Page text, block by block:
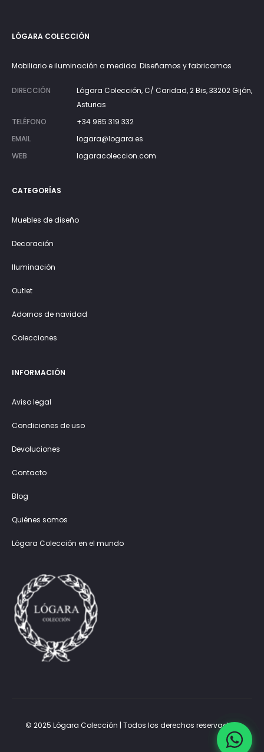
LÓGARA COLECCIÓN
Mobiliario e iluminación a medida. Diseñamos y fabricamos
DIRECCIÓN
Lógara Colección, C/ Caridad, 2 Bis, 33202 Gijón,
Asturias
TELÉFONO
+34 985 319 332
EMAIL
logara@logara.es
WEB
logaracoleccion.com
CATEGORÍAS
Muebles de diseño
Decoración
Iluminación
Outlet
Adornos de navidad
Colecciones
INFORMACIÓN
Aviso legal
Condiciones de uso
Devoluciones
Contacto
Blog
Quiénes somos
Lógara Colección en el mundo
© 2025 Lógara Colección | Todos los derechos reservados.